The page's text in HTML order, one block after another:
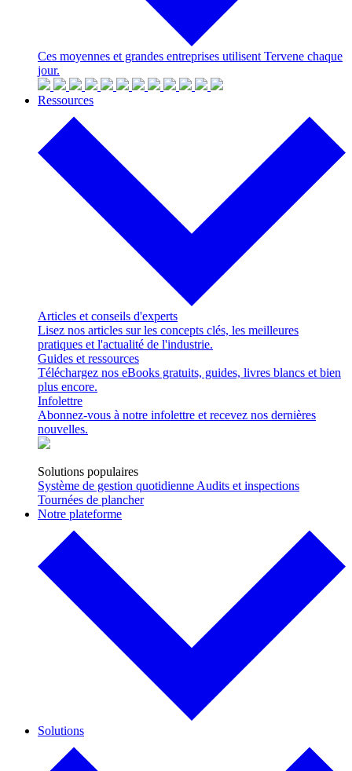
Ces moyennes et grandes entreprises utilisent Tervene chaque
jour.
Ressources
Articles et conseils d'experts
Lisez nos articles sur les concepts clés, les meilleures
pratiques et l'actualité de l'industrie.
Guides et ressources
Téléchargez nos eBooks gratuits, guides, livres blancs et bien
plus encore.
Infolettre
Abonnez-vous à notre infolettre et recevez nos dernières
nouvelles.
Solutions populaires
Système de gestion quotidienne Audits et inspections
Tournées de plancher
Notre plateforme
Solutions